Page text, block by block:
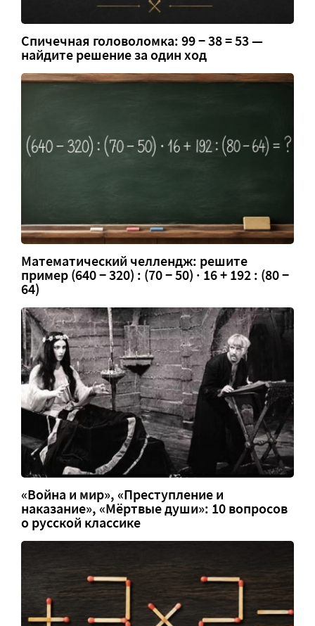
Спичечная головоломка: 99 − 38 = 53 —
найдите решение за один ход
Математический челлендж: решите
пример (640 − 320) : (70 − 50) · 16 + 192 : (80 −
64)
«Война и мир», «Преступление и
наказание», «Мёртвые души»: 10 вопросов
о русской классике